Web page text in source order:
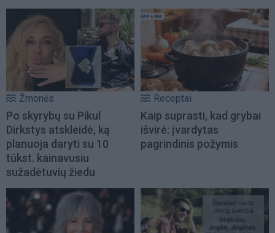
Žmonės
Po skyrybų su Pikul
Dirkstys atskleidė, ką
planuoja daryti su 10
tūkst. kainavusiu
sužadėtuvių žiedu
Receptai
Kaip suprasti, kad grybai
išvirė: įvardytas
pagrindinis požymis